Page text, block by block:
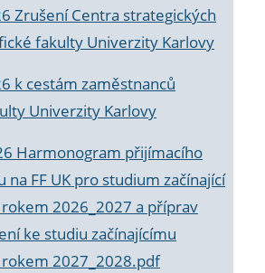
Zrušení Centra strategických
fakulty Univerzity Karlovy
k cestám zaměstnanců
Univerzity Karlovy
Harmonogram přijímacího
na FF UK pro studium začínající
2026_2027 a příprav
ke studiu začínajícímu
2027_2028.pdf